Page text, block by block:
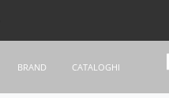
BRAND CATALOGHI